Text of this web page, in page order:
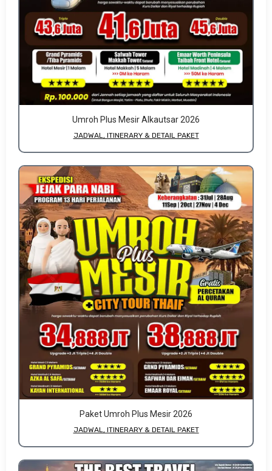
Umroh Plus Mesir Alkautsar 2026
JADWAL, ITINERARY & DETAIL PAKET
Paket Umroh Plus Mesir 2026
JADWAL, ITINERARY & DETAIL PAKET